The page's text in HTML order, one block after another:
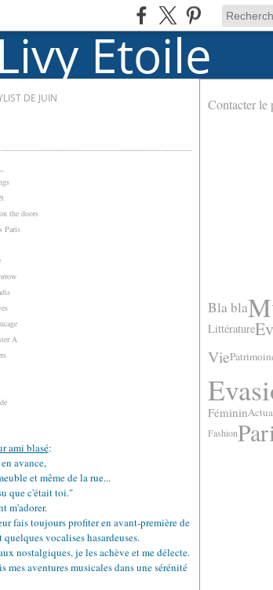
DE JUIN
the doors
Paris
A
ami blasé:
avance,
et même de la rue...
que c'était toi."
m'adorer.
fais toujours profiter en avant-première de
vocalises hasardeuses.
nostalgiques, je les achève et me délecte.
aventures musicales dans une sérénité
Contacter le
Bla bla
Littérature
Vie
Féminin
Fashion